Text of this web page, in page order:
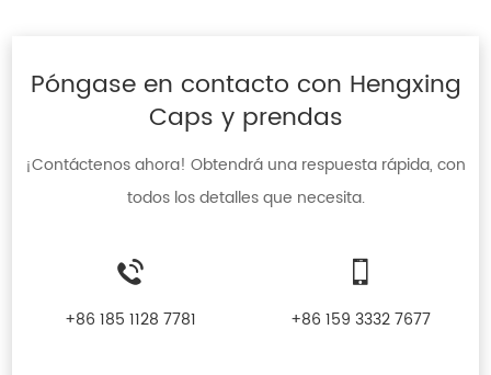
Póngase en contacto con Hengxing
Caps y prendas
¡Contáctenos ahora! Obtendrá una respuesta rápida, con
todos los detalles que necesita.
+86 185 1128 7781 +86 159 3332 7677